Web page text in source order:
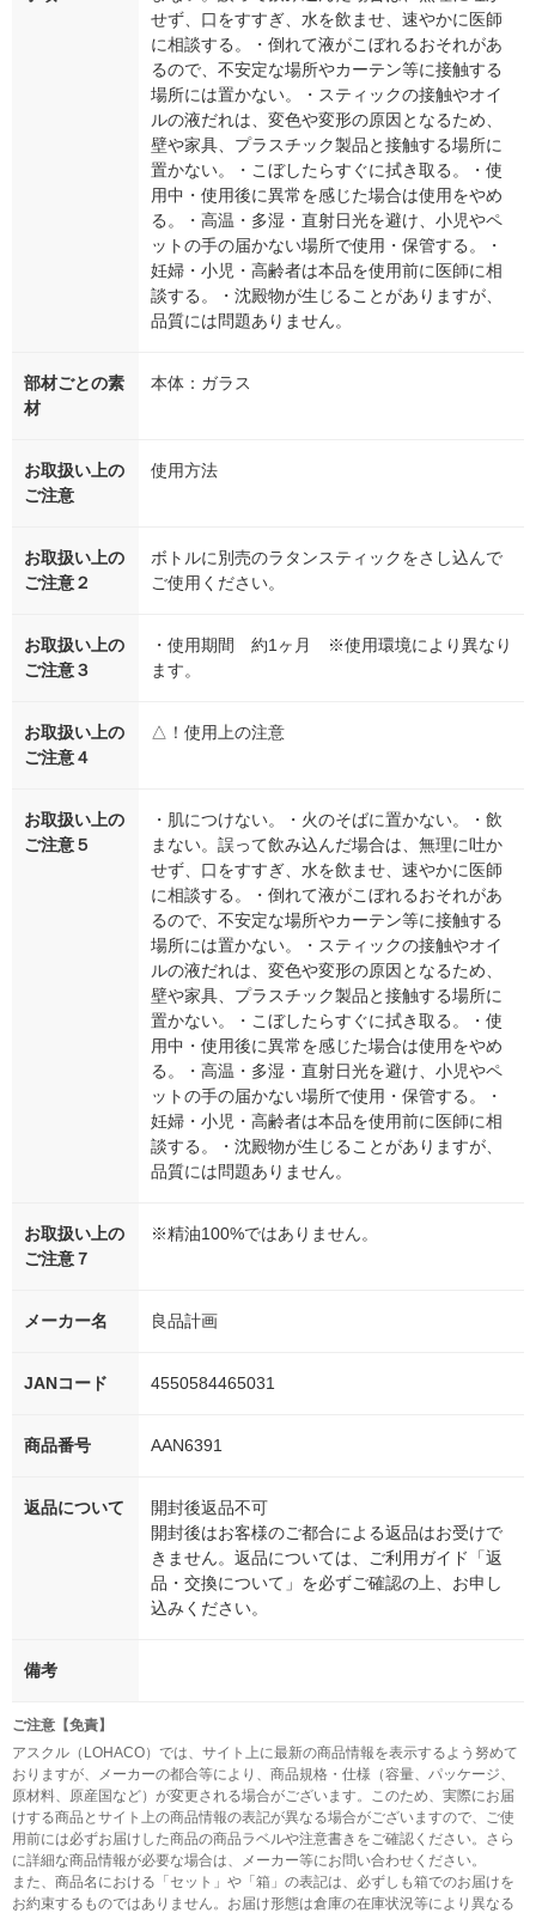
せず、口をすすぎ、水を飲ませ、速やかに医師
に相談する。・倒れて液がこぼれるおそれがあ
るので、不安定な場所やカーテン等に接触する
場所には置かない。・スティックの接触やオイ
ルの液だれは、変色や変形の原因となるため、
壁や家具、プラスチック製品と接触する場所に
置かない。・こぼしたらすぐに拭き取る。・使
用中・使用後に異常を感じた場合は使用をやめ
る。・高温・多湿・直射日光を避け、小児やペ
ットの手の届かない場所で使用・保管する。・
妊婦・小児・高齢者は本品を使用前に医師に相
談する。・沈殿物が生じることがありますが、
品質には問題ありません。
部材ごとの素
材
本体：ガラス
お取扱い上の
ご注意
使用方法
お取扱い上の
ご注意２
ボトルに別売のラタンスティックをさし込んで
ご使用ください。
お取扱い上の
ご注意３
・使用期間 約1ヶ月 ※使用環境により異なり
ます。
お取扱い上の
ご注意４
△！使用上の注意
お取扱い上の
ご注意５
・肌につけない。・火のそばに置かない。・飲
まない。誤って飲み込んだ場合は、無理に吐か
せず、口をすすぎ、水を飲ませ、速やかに医師
に相談する。・倒れて液がこぼれるおそれがあ
るので、不安定な場所やカーテン等に接触する
場所には置かない。・スティックの接触やオイ
ルの液だれは、変色や変形の原因となるため、
壁や家具、プラスチック製品と接触する場所に
置かない。・こぼしたらすぐに拭き取る。・使
用中・使用後に異常を感じた場合は使用をやめ
る。・高温・多湿・直射日光を避け、小児やペ
ットの手の届かない場所で使用・保管する。・
妊婦・小児・高齢者は本品を使用前に医師に相
談する。・沈殿物が生じることがありますが、
品質には問題ありません。
お取扱い上の
ご注意７
※精油100%ではありません。
メーカー名 良品計画
JANコード 4550584465031
商品番号 AAN6391
返品について
開封後返品不可
開封後はお客様のご都合による返品はお受けで
きません。返品については、ご利用ガイド「返
品・交換について」を必ずご確認の上、お申し
込みください。
備考
ご注意【免責】
アスクル（LOHACO）では、サイト上に最新の商品情報を表示するよう努めて
おりますが、メーカーの都合等により、商品規格・仕様（容量、パッケージ、
原材料、原産国など）が変更される場合がございます。このため、実際にお届
けする商品とサイト上の商品情報の表記が異なる場合がございますので、ご使
用前には必ずお届けした商品の商品ラベルや注意書きをご確認ください。さら
に詳細な商品情報が必要な場合は、メーカー等にお問い合わせください。
また、商品名における「セット」や「箱」の表記は、必ずしも箱でのお届けを
お約束するものではありません。お届け形態は倉庫の在庫状況等により異なる